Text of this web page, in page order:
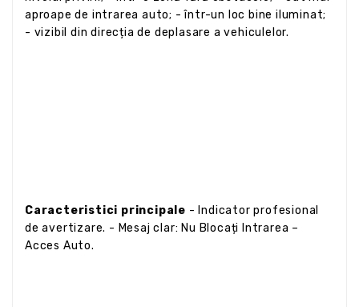
aproape de intrarea auto; - într-un loc bine iluminat;
- vizibil din direcția de deplasare a vehiculelor.
Caracteristici principale - Indicator profesional
de avertizare. - Mesaj clar: Nu Blocați Intrarea –
Acces Auto.